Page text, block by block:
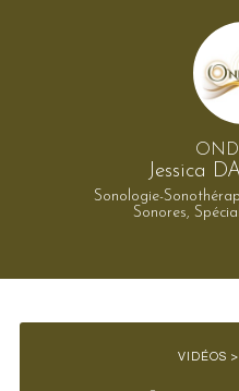
Jessica
Sonologie-
Sonores,
VIDÉOS